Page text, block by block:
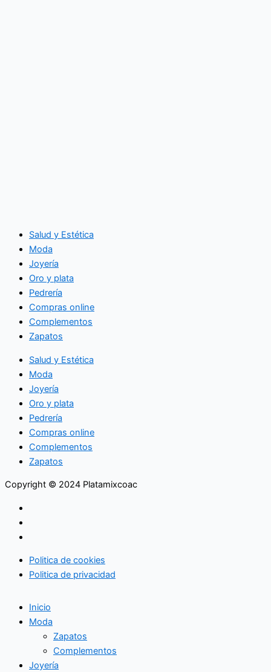
Salud y Estética
Moda
Joyería
Oro y plata
Pedrería
Compras online
Complementos
Zapatos
Salud y Estética
Moda
Joyería
Oro y plata
Pedrería
Compras online
Complementos
Zapatos
Copyright © 2024 Platamixcoac
Politica de cookies
Politica de privacidad
Inicio
Moda
Zapatos
Complementos
Joyería